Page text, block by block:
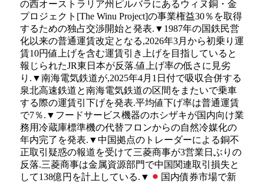
の西オーストラリア州ピルバラにあるウィヌ銅・金
プロジェクト[The Winu Project]の事業権益30％を取得
するための独占交渉開始と発表.▼1987年の国鉄民営
化以来の普通運賃改定となる,2026年3月から初乗り運
賃10円値上げを含む運賃引き上げを目指していると
報じられたJR東日本が反落.値上げ率の低さに見劣
り.▼南海電気鉄道が,2025年4月1日付で吸収合併する
泉北高速鉄道と南海電気鉄道の区間をまたいで乗車
する際の運賃引下げを発表.平均値下げ率は普通運賃
で7％.▼フードサービス機器のホシザキが国内向け業
務用冷蔵庫標準機の代替フロンからの自然冷媒化の
年内完了を発表.▼中国拠点のトレーダーによる銅不
正取引疑惑の報道を受けて三菱商事が3営業日ぶりの
反落.三菱商事は金属資源部門で中国関連取引損失と
して138億円を計上している.▼
国内債券市場で新